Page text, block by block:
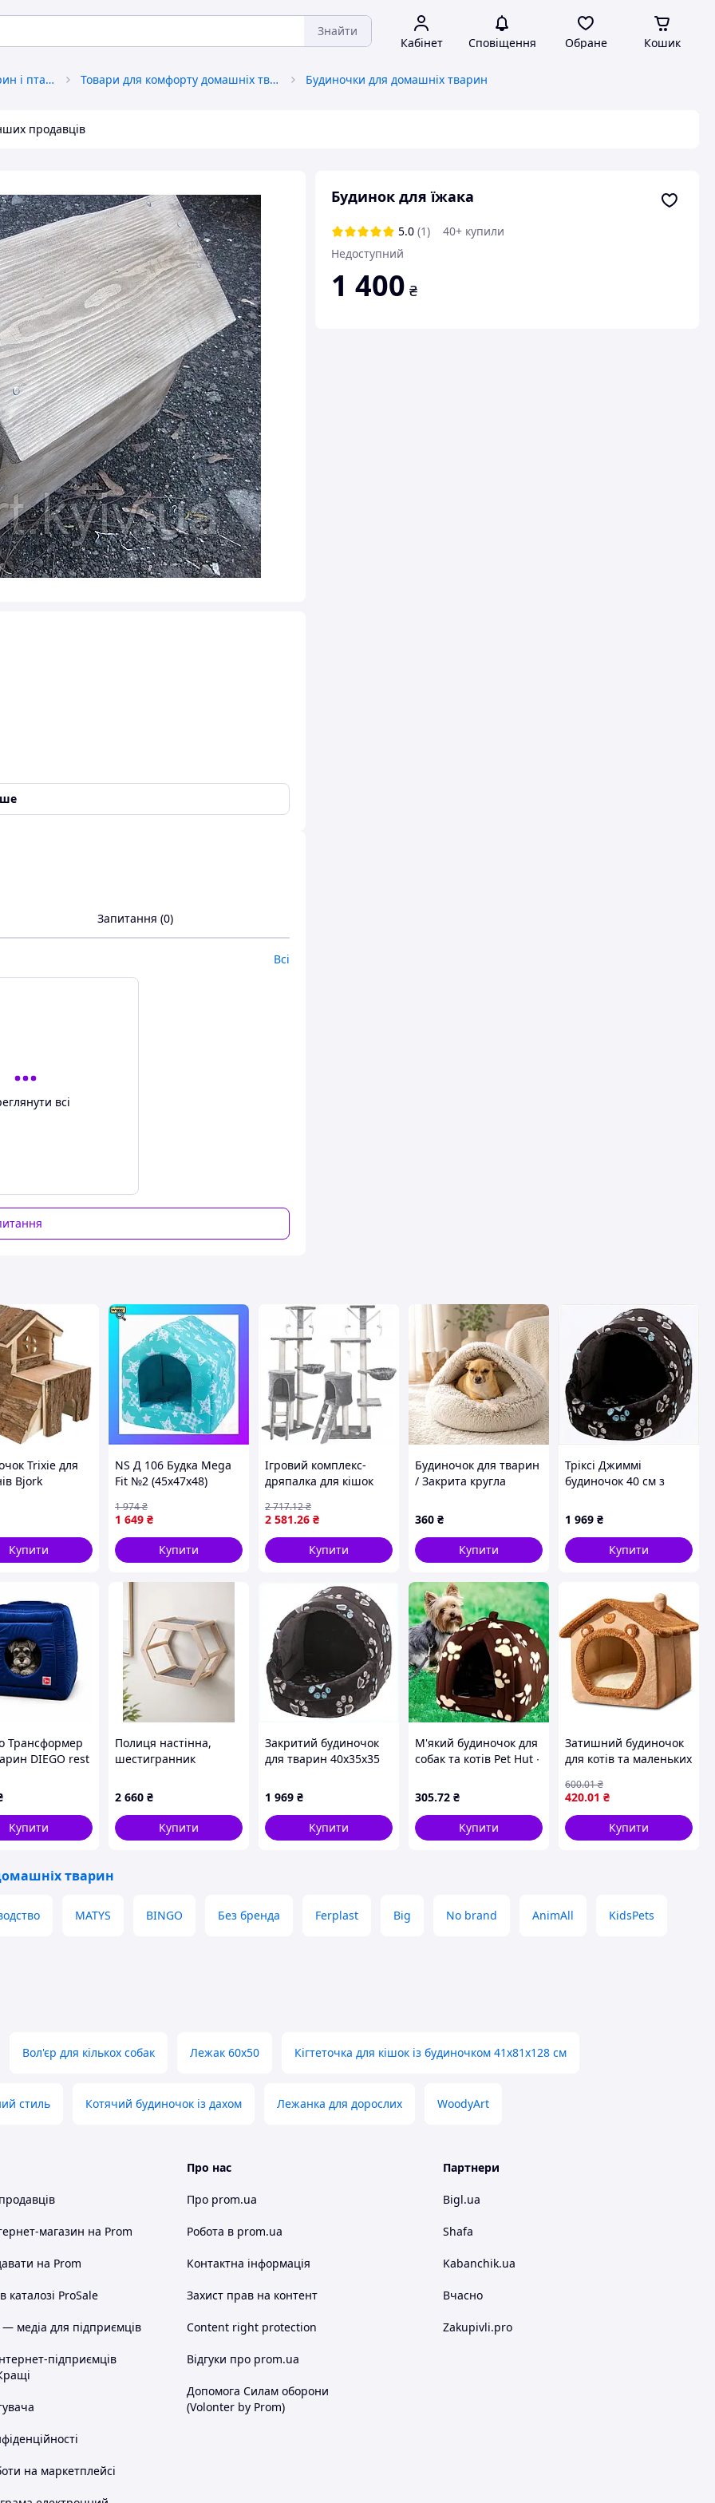
Знайти
Кабінет Сповіщення Обране Кошик
Товари для домашніх тварин і птахів Товари для комфорту домашніх тварин Будиночки для домашніх тварин
продавців
Будинок для їжака
5.0 (1)
40+ купили
Недоступний
1 400 ₴
на дачах, у садах. Вони приносять користь
Запитання (0)
Всі
всі
Trixie для
Bjork
Купити
NS Д 106 Будка Mega
Fit №2 (45х47х48)
1 649 ₴
1 974₴
Купити
Ігровий комплекс-
дряпалка для кішок
сірий
2 581.26 ₴
2 717.12₴
Купити
Будиночок для тварин
/ Закрита кругла
будиночок для котів та
собак 44х38см
360 ₴
Купити
Тріксі Джиммі
будиночок 40 см з
прокладкою,
M8C8M64869
1 969 ₴
Купити
Трансформер
DIEGO rest
Купити
Полиця настінна,
шестигранник
антикігтевим
покриттям Код/
Артикул 0002530
2 660 ₴
Купити
Закритий будиночок
для тварин 40х35х35
принтом, 8864T869K
1 969 ₴
Купити
М'який будиночок для
собак та котів Pet Hut ∙
тварин, 40х35х35 см
305.72 ₴
Купити
Затишний будиночок
для котів та маленьких
40х35х38 см /
Будиночок-лежак /
Будиночок для тварин
420.01 ₴
600.01₴
Купити
тварин
MATYS BINGO Без бренда Ferplast Big No brand AnimAll KidsPets
Вол'єр для кількох собак Лежак 60х50 Кігтеточка для кішок із будиночком 41х81х128 см
стиль Котячий будиночок із дахом Лежанка для дорослих WoodyArt
магазин на Prom
на Prom
каталозі ProSale
медіа для підприємців
підприємців
на маркетплейсі
Про нас
Про prom.ua
Робота в prom.ua
Контактна інформація
Захист прав на контент
Content right protection
Відгуки про prom.ua
Допомога Силам оборони
(Volonter by Prom)
Партнери
Bigl.ua
Shafa
Kabanchik.ua
Вчасно
Zakupivli.pro